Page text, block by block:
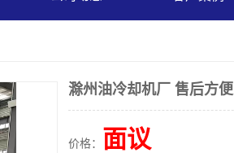
滁州油冷却机厂 售后方便
价格： 面议